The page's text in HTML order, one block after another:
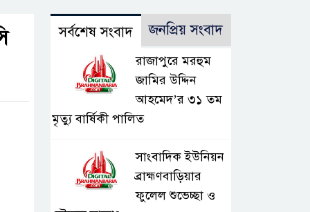
সর্বশেষ সংবাদ জনপ্রিয় সংবাদ
রাজাপুরে মরহুম
জামির উদ্দিন
আহমেদ’র ৩১ তম
মৃত্যু বার্ষিকী পালিত
সাংবাদিক ইউনিয়ন
ব্রাহ্মণবাড়িয়ার
ফুলেল শুভেচ্ছা ও